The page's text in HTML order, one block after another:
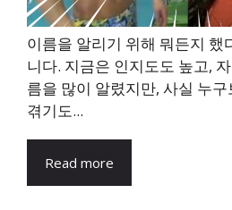
이름을 알리기 위해 뭐든지 했
니다. 지금은 인지도도 높고,
름을 많이 알렸지만, 사실 누
겪기도...
Read more